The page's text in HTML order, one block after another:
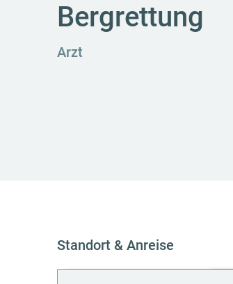
Bergrettung
Arzt
Standort & Anreise